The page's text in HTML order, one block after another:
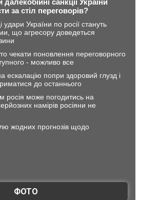
санкції України
за стіл переговорів?
удари України по росії стануть
що агресору доведеться
чекати поновлення переговорного
- можливо все
ескалацію попри здоровий глузд і
до останнього
росія може погодитись на
намірів росіяни не
жодних прогнозів щодо
ФОТО